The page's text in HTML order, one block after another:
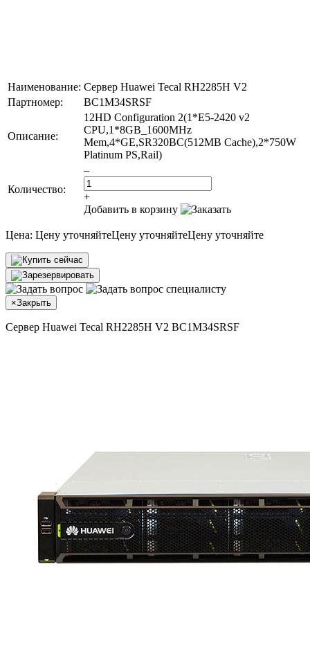
Наименование: Сервер Huawei Tecal RH2285H V2
Партномер:
BC1M34SRSF
Описание:
12HD Configuration 2(1*E5-2420 v2
CPU,1*8GB_1600MHz
Mem,4*GE,SR320BC(512MB Cache),2*750W
Platinum PS,Rail)
Количество:
–
+
Добавить в корзину
Цена: Цену уточняйтеЦену уточняйтеЦену уточняйте
×Закрыть
Сервер Huawei Tecal RH2285H V2 BC1M34SRSF